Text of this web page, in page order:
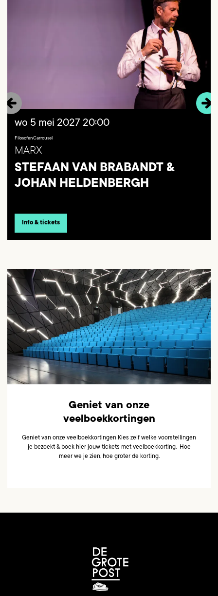
MARX
STEFAAN VAN BRABANDT &
JOHAN HELDENBERGH
FilosofenCarrousel
wo 5 mei 2027 20:00
Info & tickets
Geniet van onze
veelboekkortingen
Geniet van onze veelboekkortingen Kies zelf welke voorstellingen
je bezoekt & boek hier jouw tickets met veelboekkorting. Hoe
meer we je zien, hoe groter de korting.